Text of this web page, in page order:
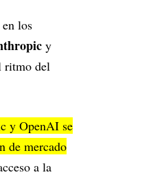
en los
y
ritmo del
y OpenAI se
de mercado
a la